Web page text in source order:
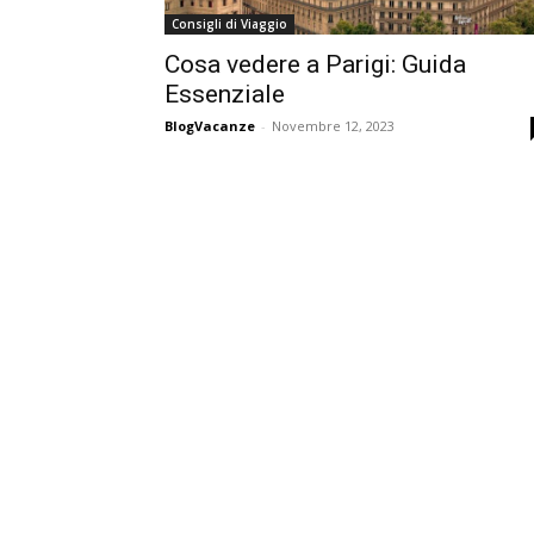
Consigli di Viaggio
Cosa vedere a Parigi: Guida
Essenziale
BlogVacanze - Novembre 12, 2023